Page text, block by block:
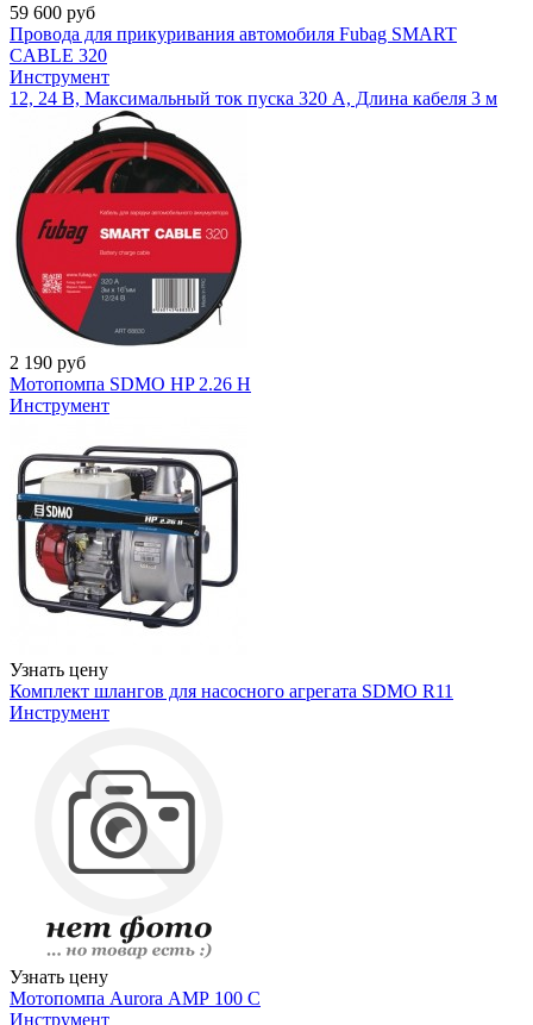
59 600 руб
Провода для прикуривания автомобиля Fubag SMART
CABLE 320
Инструмент
12, 24 В, Максимальный ток пуска 320 А, Длина кабеля 3 м
2 190 руб
Мотопомпа SDMO HP 2.26 H
Инструмент
Узнать цену
Комплект шлангов для насосного агрегата SDMO R11
Инструмент
Узнать цену
Мотопомпа Aurora АМР 100 С
Инструмент